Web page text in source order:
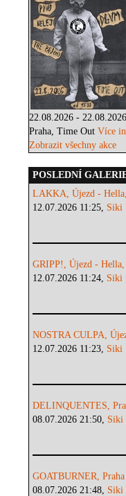
22.08.2026 -
Praha, Time OutVíce
Zobrazit všechny akce
POSLEDNÍ
LAKKA, Újezd -
12.07.2026 11:25, Siki
GRIPP!, Újezd - Hella,
12.07.2026 11:24, Siki
NOSTRA CULPA,
12.07.2026 11:23, Siki
DELINQUENTES,
08.07.2026 21:50, Siki
GOATBURNER,
08.07.2026 21:48, Siki